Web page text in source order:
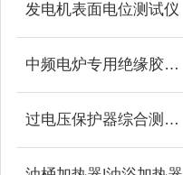
发电机表面电位测试仪
中频电炉专用绝缘胶木柱
过电压保护器综合测试仪